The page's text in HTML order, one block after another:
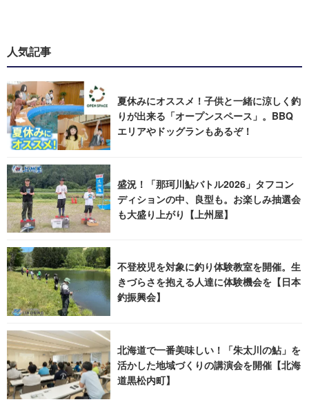
人気記事
夏休みにオススメ！子供と一緒に涼しく釣
りが出来る「オープンスペース」。BBQ
エリアやドッグランもあるぞ！
盛況！「那珂川鮎バトル2026」タフコン
ディションの中、良型も。お楽しみ抽選会
も大盛り上がり【上州屋】
不登校児を対象に釣り体験教室を開催。生
きづらさを抱える人達に体験機会を【日本
釣振興会】
北海道で一番美味しい！「朱太川の鮎」を
活かした地域づくりの講演会を開催【北海
道黒松内町】